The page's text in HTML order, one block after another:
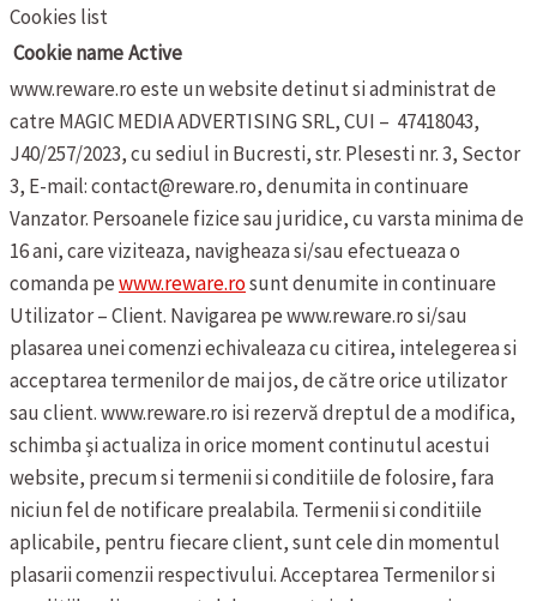
Cookies list
Cookie nameActive
www.reware.ro este un website detinut si administrat de
catre MAGIC MEDIA ADVERTISING SRL, CUI – 47418043,
J40/257/2023, cu sediul in Bucresti, str. Plesesti nr. 3, Sector
3, E-mail: contact@reware.ro, denumita in continuare
Vanzator. Persoanele fizice sau juridice, cu varsta minima de
16 ani, care viziteaza, navigheaza si/sau efectueaza o
comanda pewww.reware.rosunt denumite in continuare
Utilizator – Client. Navigarea pe www.reware.ro si/sau
plasarea unei comenzi echivaleaza cu citirea, intelegerea si
acceptarea termenilor de mai jos, de către orice utilizator
sau client.www.reware.ro isi rezervă dreptul de a modifica,
schimba şi actualiza in orice moment continutul acestui
website, precum si termenii si conditiile de folosire, fara
niciun fel de notificare prealabila. Termenii si conditiile
aplicabile, pentru fiecare client, sunt cele din momentul
plasarii comenzii respectivului.Acceptarea Termenilor si